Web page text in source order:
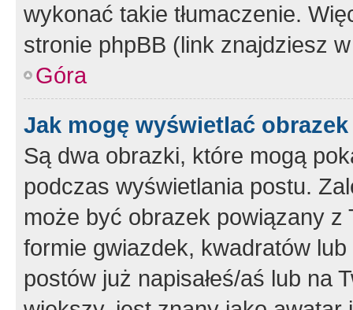
wykonać takie tłumaczenie.
stronie phpBB (link znajdziesz
Góra
Jak mogę wyświetlać
Są dwa obrazki, które mogą
podczas wyświetlania postu.
może być obrazek powiązany z
formie gwiazdek, kwadratów
postów już napisałeś/aś lub na